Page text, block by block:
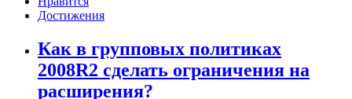
Достижения
Как в групповых политиках
2008R2 сделать ограничения на
расширения?